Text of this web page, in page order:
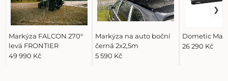
Markýza FALCON 270°
levá FRONTIER
49 990 Kč
Markýza na auto boční
černá 2x2,5m
5 590 Kč
Dometic
26 290 Kč